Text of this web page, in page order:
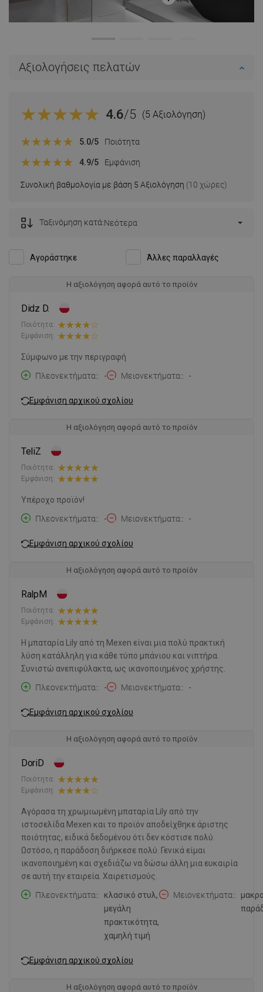
Αξιολογήσεις πελατών
4.6/5 (5 Αξιολόγηση)
Συνολική βαθμολογία με βάση 5 Αξιολόγηση (10 χώρες)
5.0/5 Ποιότητα
4.9/5 Εμφάνιση
Αγοράστηκε Άλλες παραλλαγές
Ταξινόμηση κατά:Νεότερα
Η αξιολόγηση αφορά αυτό το προϊόν
Didz D.
Ποιότητα:
Εμφάνιση:
Σύμφωνο με την περιγραφή
Πλεονεκτήματα:
- Μειονεκτήματα: -
Εμφάνιση αρχικού σχολίου
Η αξιολόγηση αφορά αυτό το προϊόν
TeliZ
Ποιότητα:
Εμφάνιση:
Υπέροχο προϊόν!
Πλεονεκτήματα:
- Μειονεκτήματα: -
Εμφάνιση αρχικού σχολίου
Η αξιολόγηση αφορά αυτό το προϊόν
RalpM
Ποιότητα:
Εμφάνιση:
Η μπαταρία Lily από τη Mexen είναι μια πολύ πρακτική
λύση κατάλληλη για κάθε τύπο μπάνιου και νιπτήρα.
Συνιστώ ανεπιφύλακτα, ως ικανοποιημένος χρήστης.
Πλεονεκτήματα:
- Μειονεκτήματα: -
Εμφάνιση αρχικού σχολίου
Η αξιολόγηση αφορά αυτό το προϊόν
DoriD
Ποιότητα:
Εμφάνιση:
Αγόρασα τη χρωμιωμένη μπαταρία Lily από την
ιστοσελίδα Mexen και το προϊόν αποδείχθηκε άριστης
ποιότητας, ειδικά δεδομένου ότι δεν κόστισε πολύ.
Ωστόσο, η παράδοση διήρκεσε πολύ. Γενικά είμαι
ικανοποιημένη και σχεδιάζω να δώσω άλλη μια ευκαιρία
σε αυτή την εταιρεία. Χαιρετισμούς.
Πλεονεκτήματα:
κλασικό στυλ,
μεγάλη
πρακτικότητα,
χαμηλή τιμή
Μειονεκτήματα:
Εμφάνιση αρχικού σχολίου
Η αξιολόγηση αφορά αυτό το προϊόν